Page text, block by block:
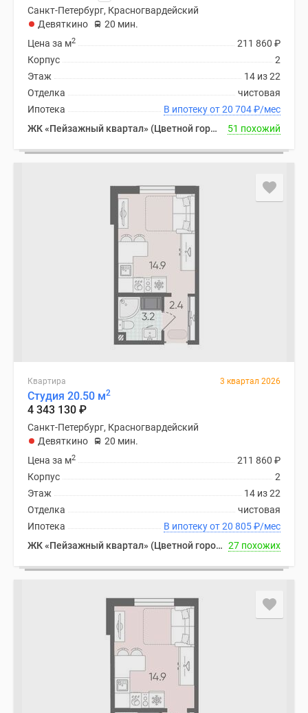
Санкт-Петербург, Красногвардейский
Девяткино
20 мин.
211 860 ₽
Цена за м2
2
Корпус
14 из 22
Этаж
чистовая
Отделка
В ипотеку от 20 704₽/мес
Ипотека
ЖК «Пейзажный квартал» (Цветной город)
51 похожий
Квартира 3 квартал 2026
Студия 20.50 м2
4 343 130 ₽
Санкт-Петербург, Красногвардейский
Девяткино
20 мин.
211 860 ₽
Цена за м2
2
Корпус
14 из 22
Этаж
чистовая
Отделка
В ипотеку от 20 805₽/мес
Ипотека
ЖК «Пейзажный квартал» (Цветной город) 27 похожих